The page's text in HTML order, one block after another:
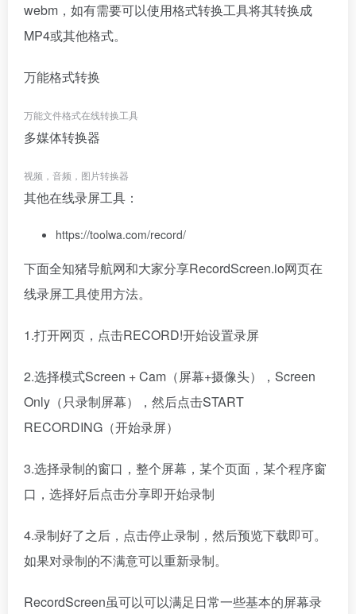
webm，如有需要可以使用格式转换工具将其转换成
MP4或其他格式。
万能格式转换
万能文件格式在线转换工具
多媒体转换器
视频，音频，图片转换器
其他在线录屏工具：
https://toolwa.com/record/
下面全知猪导航网和大家分享RecordScreen.io网页在
线录屏工具使用方法。
1.打开网页，点击RECORD!开始设置录屏
2.选择模式Screen + Cam（屏幕+摄像头），Screen
Only（只录制屏幕），然后点击START
RECORDING（开始录屏）
3.选择录制的窗口，整个屏幕，某个页面，某个程序窗
口，选择好后点击分享即开始录制
4.录制好了之后，点击停止录制，然后预览下载即可。
如果对录制的不满意可以重新录制。
RecordScreen虽可以可以满足日常一些基本的屏幕录